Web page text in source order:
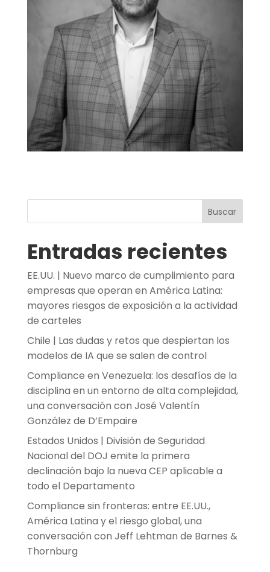
Buscar
Entradas recientes
EE.UU. | Nuevo marco de cumplimiento para
empresas que operan en América Latina:
mayores riesgos de exposición a la actividad
de carteles
Chile | Las dudas y retos que despiertan los
modelos de IA que se salen de control
Compliance en Venezuela: los desafíos de la
disciplina en un entorno de alta complejidad,
una conversación con José Valentín
González de D’Empaire
Estados Unidos | División de Seguridad
Nacional del DOJ emite la primera
declinación bajo la nueva CEP aplicable a
todo el Departamento
Compliance sin fronteras: entre EE.UU.,
América Latina y el riesgo global, una
conversación con Jeff Lehtman de Barnes &
Thornburg